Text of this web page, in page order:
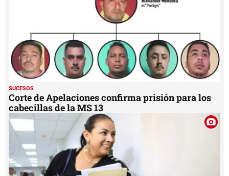
SUCESOS
Corte de Apelaciones confirma prisión para los
cabecillas de la MS 13